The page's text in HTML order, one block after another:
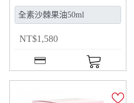
(50ml)
NT$1,580